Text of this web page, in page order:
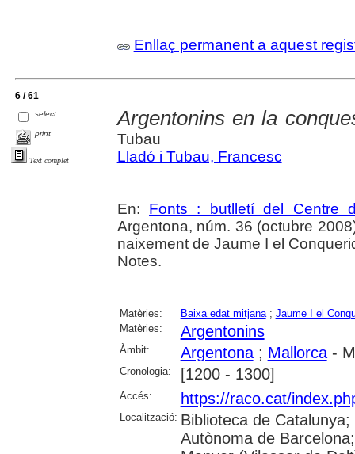
Enllaç permanent a aquest
6 / 61
select
print
Text complet
Argentonins en la
Tubau
Lladó i Tubau, Francesc
En: Fonts : butlletí del Centre
Argentona, núm. 36 (octubre
naixement de Jaume I el
Notes.
Matèries: Baixa edat mitjana; Jaume I el
Matèries:
Argentonins
Àmbit: Argentona; Mallorca-
Cronologia: [1200 - 1300]
Accés: https://raco.cat/
Localització: Biblioteca de
Autònoma de